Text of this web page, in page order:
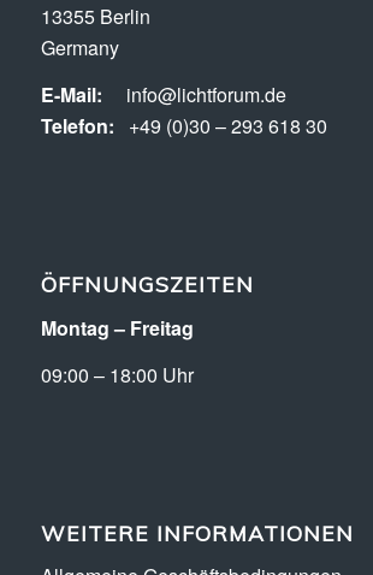
13355 Berlin
Germany
E-Mail: info@lichtforum.de
Telefon: +49 (0)30 – 293 618 30
ÖFFNUNGSZEITEN
Montag – Freitag
09:00 – 18:00 Uhr
WEITERE INFORMATIONEN